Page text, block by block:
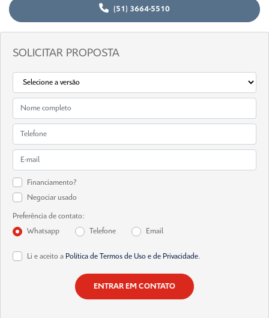
SOLICITAR PROPOSTA
Financiamento?
Negociar usado
Preferência de contato:
Whatsapp
Telefone Email
Li e aceito a Política de Termos de Uso e de Privacidade.
ENTRAR EM CONTATO
(51) 3664-5510